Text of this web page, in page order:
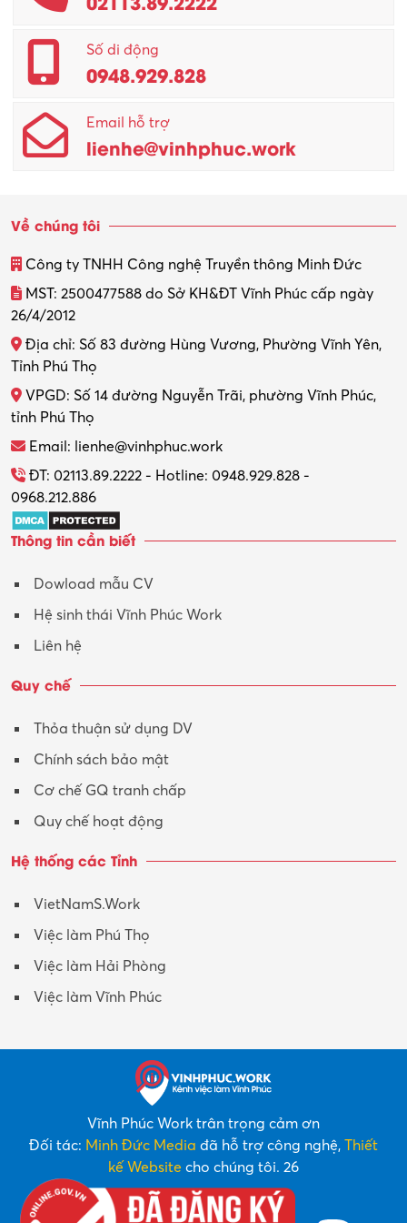
Promotion Girl (PG)
Quản lý – Giám đốc
Quản lý chất lượng – QC
Quản lý sản xuất
Quản trị kinh doanh
Thiết kế nội thất
Thợ máy – Ô tô – Xe máy
Thực tập
Tổ chức sự kiện – Quà tặng
Trợ lý
Tư vấn
Tư vấn – Kiến trúc
Y tế-Dược
Số di động
0948.929.828
Email hỗ trợ
lienhe@vinhphuc.work
Về chúng tôi
Công ty TNHH Công nghệ Truyền thông Minh Đức
MST: 2500477588 do Sở KH&ĐT Vĩnh Phúc cấp ngày
26/4/2012
Địa chỉ: Số 83 đường Hùng Vương, Phường Vĩnh Yên,
Tỉnh Phú Thọ
VPGD: Số 14 đường Nguyễn Trãi, phường Vĩnh Phúc,
tỉnh Phú Thọ
Email: lienhe@vinhphuc.work
ĐT: 02113.89.2222 - Hotline: 0948.929.828 -
0968.212.886
Thông tin cần biết
Dowload mẫu CV
Hệ sinh thái Vĩnh Phúc Work
Liên hệ
Quy chế
Thỏa thuận sử dụng DV
Chính sách bảo mật
Cơ chế GQ tranh chấp
Quy chế hoạt động
Hệ thống các Tỉnh
VietNamS.Work
Việc làm Phú Thọ
Việc làm Hải Phòng
Việc làm Vĩnh Phúc
Vĩnh Phúc Work trân trọng cảm ơn
Đối tác: Minh Đức Media đã hỗ trợ công nghệ, Thiết
kế Website cho chúng tôi. 26